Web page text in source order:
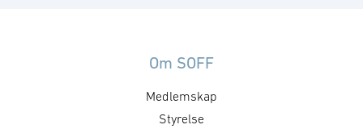
Om SOFF
Medlemskap
Styrelse